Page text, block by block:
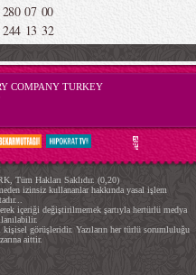
07 00
13 32
COMPANY TURKEY
Tüm Hakları Saklıdır. (0,20)
izinsiz kullananlar hakkında yasal işlem
içeriği değiştirilmemek şartıyla hertürlü medya
kişisel görüşleridir. Yazıların her türlü sorumluluğu
aittir.